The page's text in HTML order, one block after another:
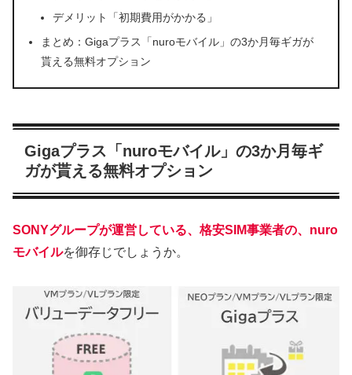
デメリット「初期費用がかかる」
まとめ：Gigaプラス「nuroモバイル」の3か月毎ギガが
貰える無料オプション
Gigaプラス「nuroモバイル」の3か月毎ギ
ガが貰える無料オプション
SONYグループが運営している、格安SIM事業者の、nuro
モバイルを御存じでしょうか。